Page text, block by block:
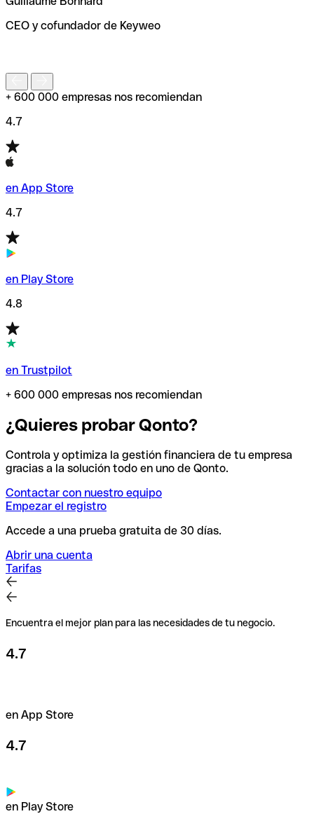
de enviar tu transferencia.
CEO y cofundador de Keyweo
+ 600 000 empresas nos recomiendan
4.7
en App Store
4.7
en Play Store
4.8
en Trustpilot
+ 600 000 empresas nos recomiendan
¿Quieres probar Qonto?
Controla y optimiza la gestión financiera de tu empresa
gracias a la solución todo en uno de Qonto.
Contactar con nuestro equipo
Empezar el registro
Accede a una prueba gratuita de 30 días.
Abrir una cuenta
Tarifas
Encuentra el mejor plan para las necesidades de tu negocio.
4.7
en App Store
4.7
en Play Store